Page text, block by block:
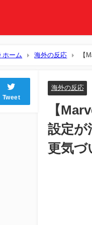
ホーム 海外の反応
【
Tweet
海外の反応
【
設定が
更気